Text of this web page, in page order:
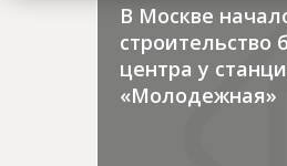
В Москве
строительство
центра у
«Молодежная»